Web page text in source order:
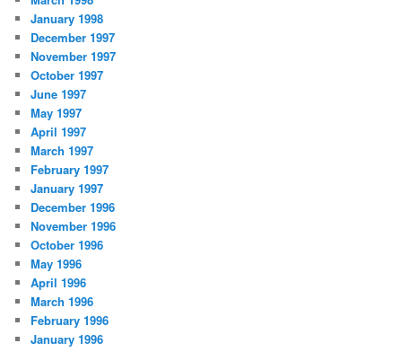
January 1998
December 1997
November 1997
October 1997
June 1997
May 1997
April 1997
March 1997
February 1997
January 1997
December 1996
November 1996
October 1996
May 1996
April 1996
March 1996
February 1996
January 1996